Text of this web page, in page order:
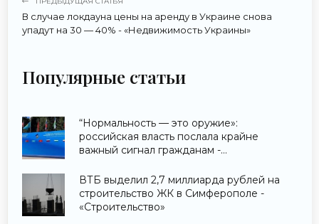
В случае локдауна цены на аренду в Украине снова
упадут на 30 — 40% - «Недвижимость Украины»
Популярные статьи
“Нормальность — это оружие»:
российская власть послала крайне
важный сигнал гражданам -
ВТБ выделил 2,7 миллиарда рублей на
строительство ЖК в Симферополе -
«Строительство»